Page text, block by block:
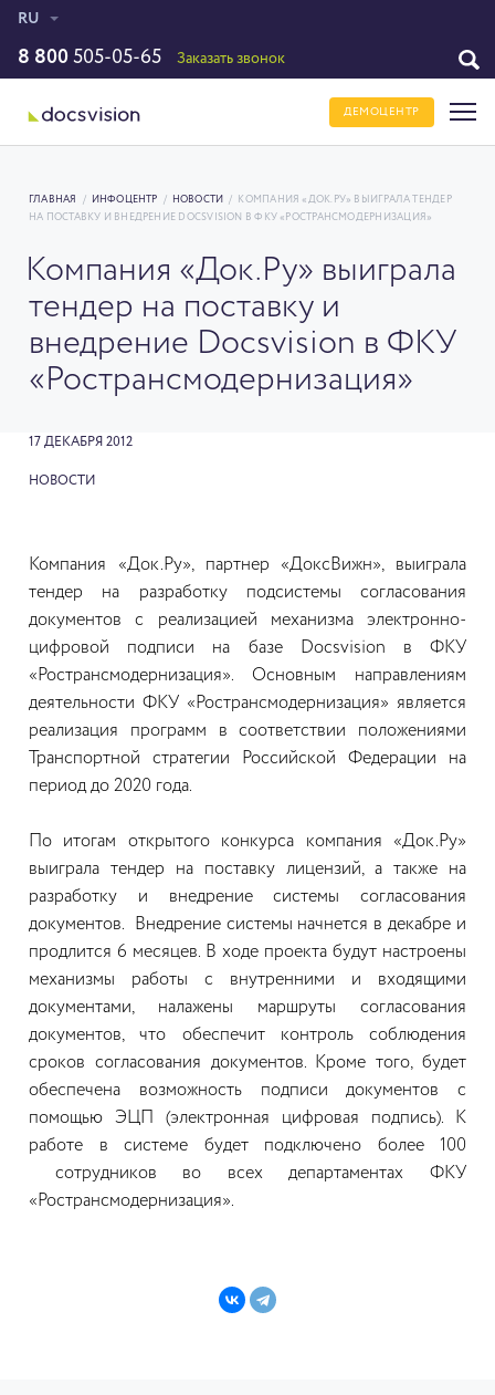
RU
8 800 505-05-65 Заказать звонок
ДЕМОЦЕНТР
ГЛАВНАЯ / ИНФОЦЕНТР / НОВОСТИ /
КОМПАНИЯ «ДОК.РУ» ВЫИГРАЛА ТЕНДЕР
НА ПОСТАВКУ И ВНЕДРЕНИЕ DOCSVISION В ФКУ «РОСТРАНСМОДЕРНИЗАЦИЯ»
Компания «Док.Ру» выиграла
тендер на поставку и
внедрение Docsvision в ФКУ
«Ространсмодернизация»
17 ДЕКАБРЯ 2012
НОВОСТИ
Компания «Док.Ру», партнер «ДоксВижн», выиграла
тендер на разработку подсистемы согласования
документов с реализацией механизма электронно-
цифровой подписи на базе Docsvision в ФКУ
«Ространсмодернизация». Основным направлениям
деятельности ФКУ «Ространсмодернизация» является
реализация программ в соответствии положениями
Транспортной стратегии Российской Федерации на
период до 2020 года.
По итогам открытого конкурса компания «Док.Ру»
выиграла тендер на поставку лицензий, а также на
разработку и внедрение системы согласования
документов. Внедрение системы начнется в декабре и
продлится 6 месяцев. В ходе проекта будут настроены
механизмы работы с внутренними и входящими
документами, налажены маршруты согласования
документов, что обеспечит контроль соблюдения
сроков согласования документов. Кроме того, будет
обеспечена возможность подписи документов с
помощью ЭЦП (электронная цифровая подпись). К
работе в системе будет подключено более 100
сотрудников во всех департаментах ФКУ
«Ространсмодернизация».